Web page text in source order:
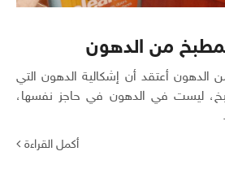
من الدهون
أعتقد أن إشكالية الدهون التي
ليست في الدهون في حاجز نفسها،
أكمل القراءة